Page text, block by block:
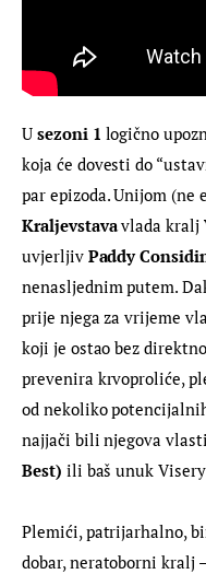
U sezoni 1 logično
koja će dovesti do
par epizoda. Unijom (ne
Kraljevstava vlada kralj
uvjerljiv Paddy
nenasljednim putem.
prije njega za vrijeme
koji je ostao bez
prevenira krvoproliće,
od nekoliko
najjači bili njegova
Best) ili baš unuk
Plemići, patrijarhalno,
dobar, neratoborni kralj